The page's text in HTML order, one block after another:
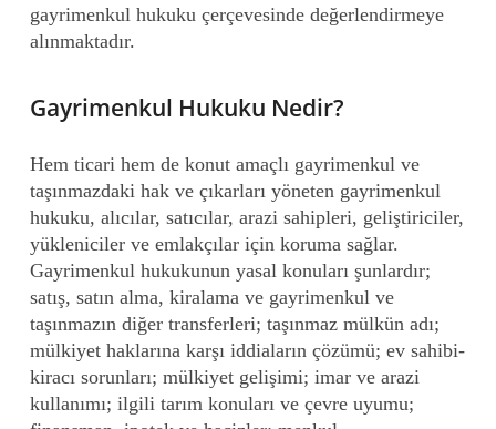
gayrimenkul hukuku çerçevesinde değerlendirmeye
alınmaktadır.
Gayrimenkul Hukuku Nedir?
Hem ticari hem de konut amaçlı gayrimenkul ve
taşınmazdaki hak ve çıkarları yöneten gayrimenkul
hukuku, alıcılar, satıcılar, arazi sahipleri, geliştiriciler,
yükleniciler ve emlakçılar için koruma sağlar.
Gayrimenkul hukukunun yasal konuları şunlardır;
satış, satın alma, kiralama ve gayrimenkul ve
taşınmazın diğer transferleri; taşınmaz mülkün adı;
mülkiyet haklarına karşı iddiaların çözümü; ev sahibi-
kiracı sorunları; mülkiyet gelişimi; imar ve arazi
kullanımı; ilgili tarım konuları ve çevre uyumu;